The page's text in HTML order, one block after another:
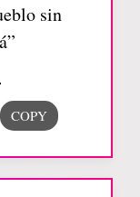
sin